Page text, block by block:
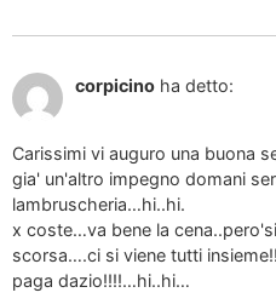
corpicino ha detto:
Carissimi vi auguro una buona
gia' un'altro impegno domani
lambruscheria…hi..hi.
x coste…va bene la
scorsa….ci si viene tutti
paga dazio!!!!…hi..hi…